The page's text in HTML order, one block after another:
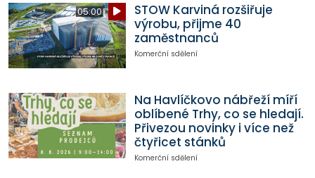
05:00
STOW Karviná rozšiřuje
výrobu, přijme 40
zaměstnanců
Komerční sdělení
Na Havlíčkovo nábřeží míří
oblíbené Trhy, co se hledají.
Přivezou novinky i více než
čtyřicet stánků
Komerční sdělení